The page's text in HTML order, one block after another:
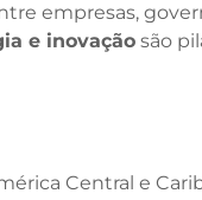
empresas,
e inovação são
Central e